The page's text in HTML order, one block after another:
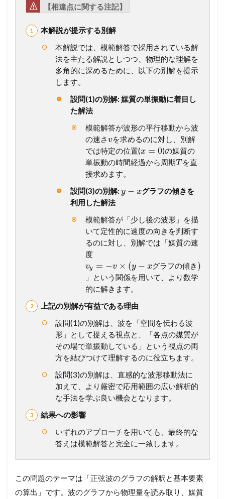
1.2
本
例
題
5
0
y–x
図
y–
1
波
(
定
常
波
)
題
2
6
の
素
【相違点に関する注記】
本解説が提示する別解
本解説では、模範解答で採用されている解
法を主たる解説としつつ、物理的な理解を
多角的に深めるために、以下の別解を提示
します。
設問(1)の別解: 媒質の単振動に着目し
た解法
模範解答が波形の平行移動から波
の速さvを求めるのに対し、別解
では特定の位置(x = 0)の媒質の
単振動の時間経過から周期T を直
接求めます。
設問(3)の別解:y − xグラフの傾きを
利用した解法
模範解答が「少し後の波形」を描
いて定性的に速度の向きを判断す
るのに対し、別解では「媒質の速
度
vy = −v × (y − xグラフの傾き )
」という関係を用いて、より数学
的に解きます。
上記の別解が有益である理由
設問(1)の別解は、波を「空間を伝わる波
形」として捉える視点と、「各点の媒質が
その場で単振動している」という視点の両
方を結びつけて理解するのに役立ちます。
設問(3)の別解は、直感的な波形移動法に
加えて、より厳密で応用範囲の広い解析的
な手法を学ぶ良い機会となります。
結果への影響
いずれのアプローチを用いても、最終的な
答えは模範解答と完全に一致します。
この問題のテーマは「正弦波のグラフの解釈と基本要素
の算出」です。波のグラフから物理量を読み取り、媒質